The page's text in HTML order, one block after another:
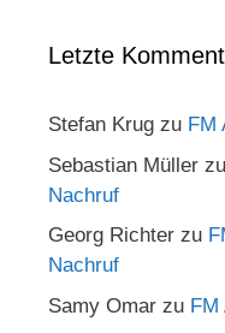
Letzte
Stefan Krug zu FM
Sebastian Müller zu
Nachruf
Georg Richter zu
Nachruf
Samy Omar zu FM